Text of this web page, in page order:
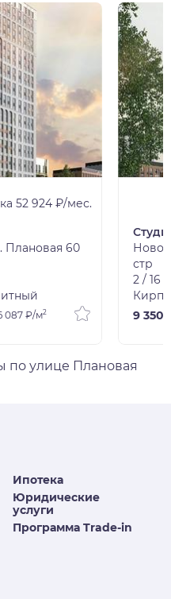
52 924 ₽/мес.
Плановая 60
087 ₽/м2
стр
2 / 16
9 350
по улице Плановая
Ипотека
Юридические
услуги
Программа Trade-in